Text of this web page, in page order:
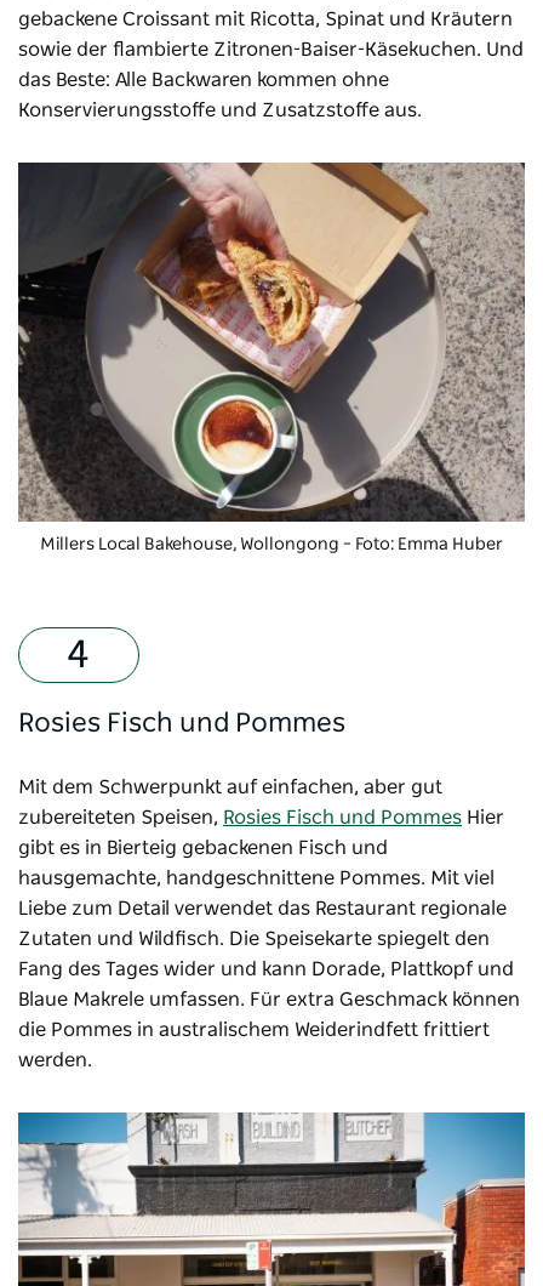
gebackene Croissant mit Ricotta, Spinat und Kräutern
sowie der flambierte Zitronen-Baiser-Käsekuchen. Und
das Beste: Alle Backwaren kommen ohne
Konservierungsstoffe und Zusatzstoffe aus.
Millers Local Bakehouse, Wollongong – Foto: Emma Huber
Rosies Fisch und Pommes
Mit dem Schwerpunkt auf einfachen, aber gut
zubereiteten Speisen, Rosies Fisch und Pommes Hier
gibt es in Bierteig gebackenen Fisch und
hausgemachte, handgeschnittene Pommes. Mit viel
Liebe zum Detail verwendet das Restaurant regionale
Zutaten und Wildfisch. Die Speisekarte spiegelt den
Fang des Tages wider und kann Dorade, Plattkopf und
Blaue Makrele umfassen. Für extra Geschmack können
die Pommes in australischem Weiderindfett frittiert
werden.